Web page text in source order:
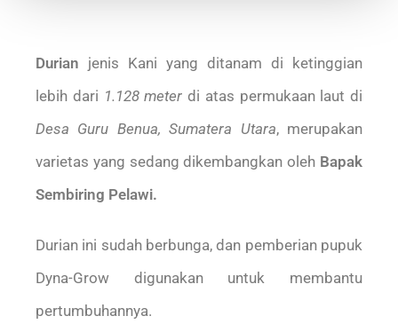
Durian jenis Kani yang ditanam di ketinggian
lebih dari 1.128 meter di atas permukaan laut di
Desa Guru Benua, Sumatera Utara, merupakan
varietas yang sedang dikembangkan oleh Bapak
Sembiring Pelawi.
Durian ini sudah berbunga, dan pemberian pupuk
Dyna-Grow digunakan untuk membantu
pertumbuhannya.